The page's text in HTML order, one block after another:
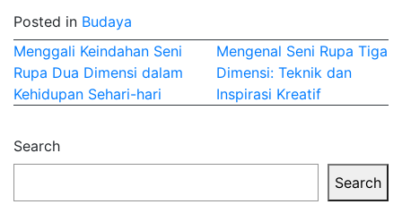
Posted in Budaya
Post
navigation
Menggali Keindahan Seni
Rupa Dua Dimensi dalam
Kehidupan Sehari-hari
Mengenal Seni Rupa Tiga
Dimensi: Teknik dan
Inspirasi Kreatif
Search
Search